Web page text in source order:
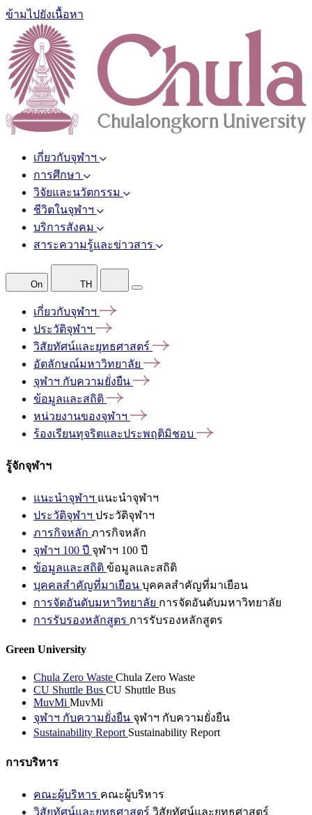
ข้ามไปยังเนื้อหา
เกี่ยวกับจุฬาฯ
การศึกษา
วิจัยและนวัตกรรม
ชีวิตในจุฬาฯ
บริการสังคม
สาระความรู้และข่าวสาร
On TH
เกี่ยวกับจุฬาฯ
ประวัติจุฬาฯ
วิสัยทัศน์และยุทธศาสตร์
อัตลักษณ์มหาวิทยาลัย
จุฬาฯ กับความยั่งยืน
ข้อมูลและสถิติ
หน่วยงานของจุฬาฯ
ร้องเรียนทุจริตและประพฤติมิชอบ
รู้จักจุฬาฯ
แนะนำจุฬาฯ แนะนำจุฬาฯ
ประวัติจุฬาฯ ประวัติจุฬาฯ
ภารกิจหลัก ภารกิจหลัก
จุฬาฯ 100 ปี จุฬาฯ 100 ปี
ข้อมูลและสถิติ ข้อมูลและสถิติ
บุคคลสำคัญที่มาเยือน บุคคลสำคัญที่มาเยือน
การจัดอันดับมหาวิทยาลัย การจัดอันดับมหาวิทยาลัย
การรับรองหลักสูตร การรับรองหลักสูตร
Green University
Chula Zero Waste Chula Zero Waste
CU Shuttle Bus CU Shuttle Bus
MuvMi MuvMi
จุฬาฯ กับความยั่งยืน จุฬาฯ กับความยั่งยืน
Sustainability Report Sustainability Report
การบริหาร
คณะผู้บริหาร คณะผู้บริหาร
วิสัยทัศน์และยุทธศาสตร์ วิสัยทัศน์และยุทธศาสตร์